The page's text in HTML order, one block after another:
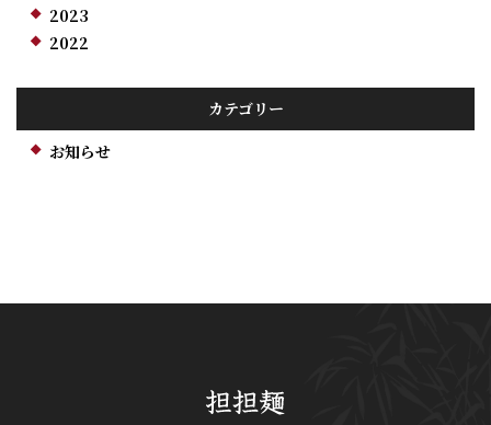
2023
2022
カテゴリー
お知らせ